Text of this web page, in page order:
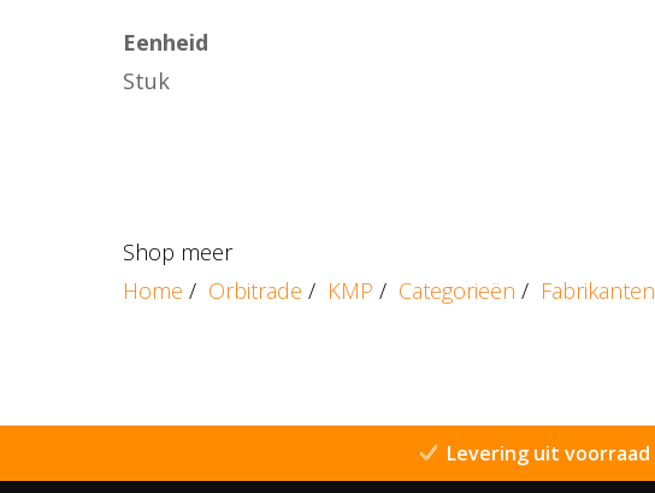
Eenheid
Stuk
Shop meer
Home / Orbitrade / KMP / Categorieën / Fabrikanten
Levering uit voorraad